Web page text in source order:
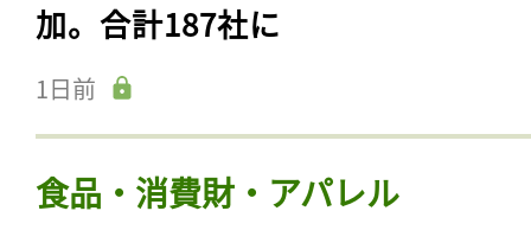
加。合計187社に
1日前
食品・消費財・アパレル